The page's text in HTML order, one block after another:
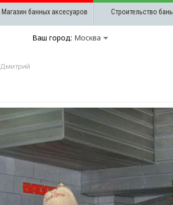
Магазин банных аксесуаров Строительство бань
Ваш город: Москва
Дмитрий